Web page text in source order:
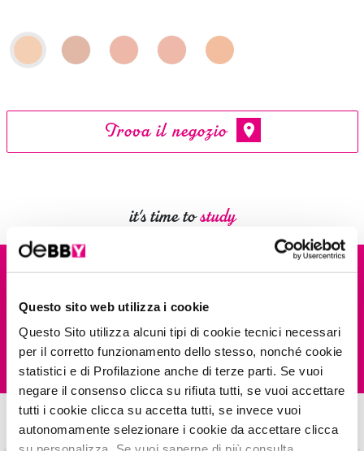
Questo sito web utilizza i cookie
Questo Sito utilizza alcuni tipi di cookie tecnici necessari
per il corretto funzionamento dello stesso, nonché cookie
statistici e di Profilazione anche di terze parti. Se vuoi
negare il consenso clicca su rifiuta tutti, se vuoi accettare
tutti i cookie clicca su accetta tutti, se invece vuoi
autonomamente selezionare i cookie da accettare clicca
Trova il negozio
it's time tostudy
DESCRIZIONE
long lasting di deBBY, che dona
energia ed un effetto naturale alla pelle. La sua formula long lasting è
arricchita da un complesso di arancia, carota e limone dalle proprietà
rigeneranti e la sua alta performance rende la pelle fresca e naturalmente
riposata. La texture fluida, leggera ed uniformante garantisce una
coprenza media per un effetto naturale, conferisce un finish demi-mat e
IL290823
INGREDIENTS: AQUA, DIMETHICONE, ISODODECANE, METHYL TRIMETHICONE,
DISTEARDIMONIUM HECTORITE, SODIUM CHLORIDE, PEG/PPG-18/18
DIMETHICONE, GLYCERIN, POLYSILICONE-11, DIMETHICONE/VINYL
INSPIRATIONS
Prendiispirazione!
E questi? Provali, sono una bomba!